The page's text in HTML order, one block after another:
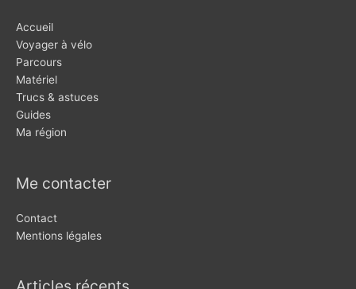
Accueil
Voyager à vélo
Parcours
Matériel
Trucs & astuces
Guides
Ma région
Me contacter
Contact
Mentions légales